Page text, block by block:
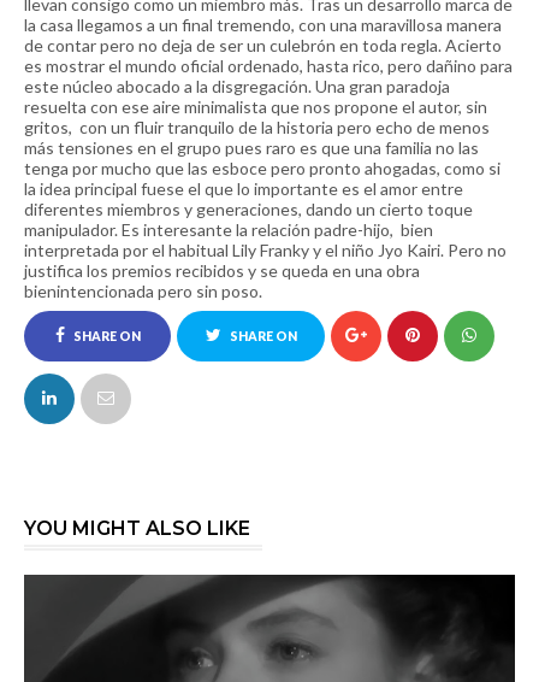
la casa llegamos a un final tremendo, con una maravillosa manera
de contar pero no deja de ser un culebrón en toda regla. Acierto
es mostrar el mundo oficial ordenado, hasta rico, pero dañino para
este núcleo abocado a la disgregación. Una gran paradoja
resuelta con ese aire minimalista que nos propone el autor, sin
gritos, con un fluir tranquilo de la historia pero echo de menos
más tensiones en el grupo pues raro es que una familia no las
tenga por mucho que las esboce pero pronto ahogadas, como si
la idea principal fuese el que lo importante es el amor entre
diferentes miembros y generaciones, dando un cierto toque
manipulador. Es interesante la relación padre-hijo, bien
interpretada por el habitual Lily Franky y el niño Jyo Kairi. Pero no
justifica los premios recibidos y se queda en una obra
bienintencionada pero sin poso.
SHARE ON
FACEBOOK
SHARE ON
YOU MIGHT ALSO LIKE